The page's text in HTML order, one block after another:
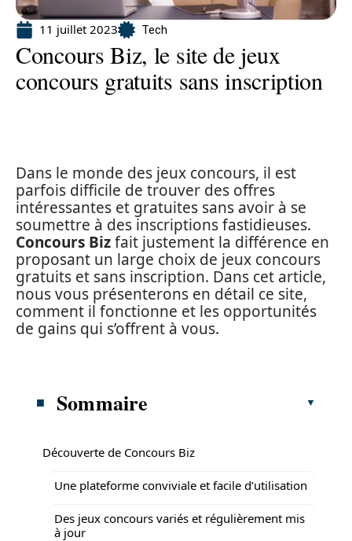
11 juillet 2023 Tech
Concours Biz, le site de jeux
concours gratuits sans inscription
Dans le monde des jeux concours, il est
parfois difficile de trouver des offres
intéressantes et gratuites sans avoir à se
soumettre à des inscriptions fastidieuses.
Concours Bizfait justement la différence en
proposant un large choix de jeux concours
gratuits et sans inscription. Dans cet article,
nous vous présenterons en détail ce site,
comment il fonctionne et les opportunités
de gains qui s’offrent à vous.
Sommaire
Découverte de Concours Biz
Une plateforme conviviale et facile d’utilisation
Des jeux concours variés et régulièrement mis
à jour